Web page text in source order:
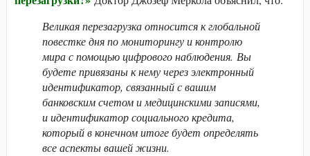
Великая перезагрузка относится к глобальной
повестке дня по мониторингу и контролю
мира с помощью цифрового наблюдения. Вы
будете привязаны к нему через электронный
идентификатор, связанный с вашим
банковским счетом и медицинскими записями,
и идентификатор социального кредита,
который в конечном итоге будет определять
все аспекты вашей жизни.